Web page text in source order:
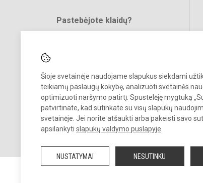
Šioje svetainėje naudojame slapukus siekdami
teikiamų paslaugų kokybę, analizuoti svetainės
optimizuoti naršymo patirtį. Spustelėję mygtuką
patvirtinate, kad sutinkate su visų slapukų
svetainėje. Jei norite atšaukti arba pakeisti savo
apsilankyti slapukų valdymo puslapyje
NUSTATYMAI NESUTINKU
Pastebėjote klaidų?
© 2022. Vilniaus lopšelis darželis Naminukas. Visos teisės
Kopijuoti turinį be raštiško darželio administracijos sutikimo